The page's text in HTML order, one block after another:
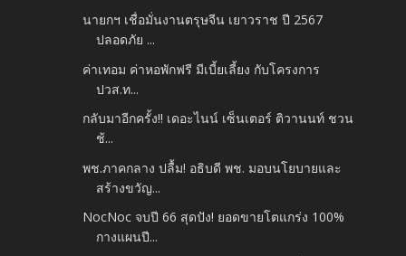
นายกฯ เชื่อมั่นงานตรุษจีน เยาวราช ปี 2567
ปลอดภัย ...
ค่าเทอม ค่าหอพักฟรี มีเบี้ยเลี้ยง กับโครงการ
ปวส.ท...
กลับมาอีกครั้ง!! เดอะไนน์ เซ็นเตอร์ ติวานนท์ ชวน
ช้...
พช.ภาคกลาง ปลื้ม! อธิบดี พช. มอบนโยบายและ
สร้างขวัญ...
NocNoc จบปี 66 สุดปัง! ยอดขายโตแกร่ง 100%
กางแผนปี...